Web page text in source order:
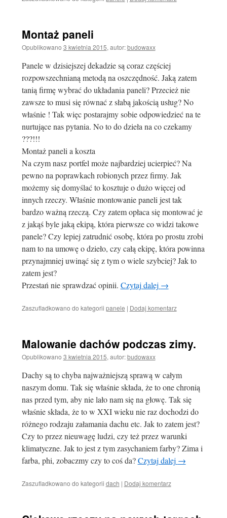
Montaż paneli
Opublikowano 3 kwietnia 2015, autor: budowaxx
Panele w dzisiejszej dekadzie są coraz częściej
rozpowszechnianą metodą na oszczędność. Jaką zatem
tanią firmę wybrać do układania paneli? Przecież nie
zawsze to musi się równać z słabą jakością usług? No
właśnie ! Tak więc postarajmy sobie odpowiedzieć na te
nurtujące nas pytania. No to do dzieła na co czekamy
???!!!
Montaż paneli a koszta
Na czym nasz portfel może najbardziej ucierpieć? Na
pewno na poprawkach robionych przez firmy. Jak
możemy się domyślać to kosztuje o dużo więcej od
innych rzeczy. Właśnie montowanie paneli jest tak
bardzo ważną rzeczą. Czy zatem opłaca się montować je
z jakąś byle jaką ekipą, która pierwsze co widzi takowe
panele? Czy lepiej zatrudnić osobę, która po prostu zrobi
nam to na umowę o dzieło, czy całą ekipę, która powinna
przynajmniej uwinąć się z tym o wiele szybciej? Jak to
zatem jest?
Przestań nie sprawdzać opinii. Czytaj dalej →
Zaszufladkowano do kategorii panele | Dodaj komentarz
Malowanie dachów podczas zimy.
Opublikowano 3 kwietnia 2015, autor: budowaxx
Dachy są to chyba najważniejszą sprawą w całym
naszym domu. Tak się właśnie składa, że to one chronią
nas przed tym, aby nie lało nam się na głowę. Tak się
właśnie składa, że to w XXI wieku nie raz dochodzi do
różnego rodzaju załamania dachu etc. Jak to zatem jest?
Czy to przez nieuwagę ludzi, czy też przez warunki
klimatyczne. Jak to jest z tym zasychaniem farby? Zima i
farba, phi, zobaczmy czy to coś da?Czytaj dalej →
Zaszufladkowano do kategorii dach | Dodaj komentarz